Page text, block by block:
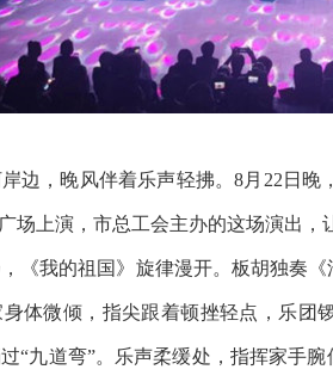
，晚风伴着乐声轻拂。8月22日晚
场上演，市总工会主办的这场演出，
我的祖国》旋律漫开。板胡独奏《
体微倾，指尖跟着顿挫轻点，乐团
“九道弯”。乐声柔缓处，指挥家手